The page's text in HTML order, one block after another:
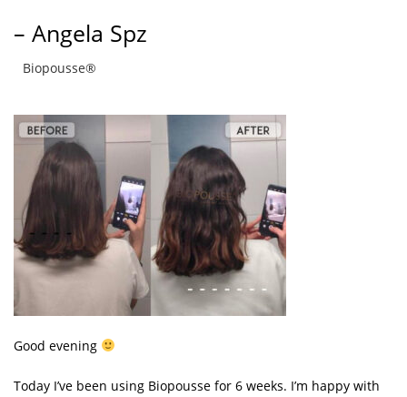
– Angela Spz
Biopousse®
Good evening
Today I’ve been using Biopousse for 6 weeks. I’m happy with